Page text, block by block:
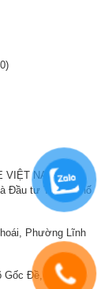
ảnh
và cuốn hút. Biến
mẽ với hình ảnh chi
thực ấn tượng mà
hơn bao giờ hết.
VIỆT NAM.
Đầu tư Thành phố
Phường Lĩnh
Đề, Phường